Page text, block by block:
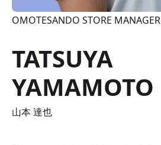
OMOTESANDO STORE MANAGER
TATSUYA
YAMAMOTO
山本 達也